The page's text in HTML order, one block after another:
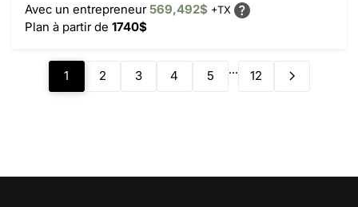
Avec un entrepreneur569,492$ +TX
Plan à partir de 1740$
1 2 3 4 5 ... 12